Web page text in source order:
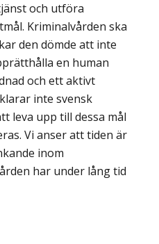
och utföra
Kriminalvården ska
den dömde att inte
en human
och ett aktivt
inte svensk
leva upp till dessa mål
Vi anser att tiden är
inom
har under lång tid